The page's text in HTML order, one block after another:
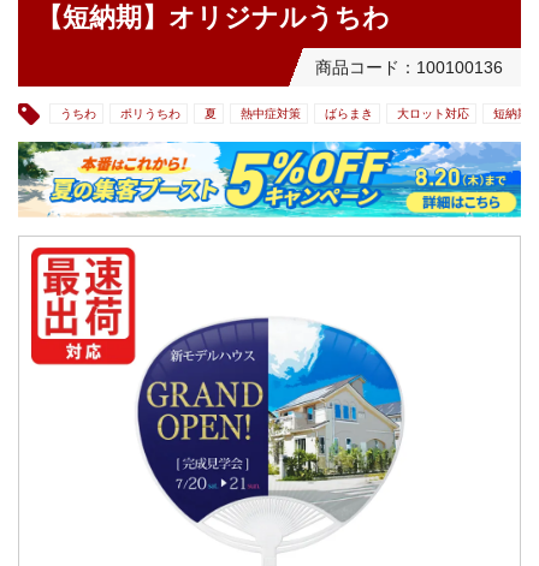
【短納期】オリジナルうちわ
商品コード：100100136
うちわ ポリうちわ 夏 熱中症対策 ばらまき 大ロット対応 短納期